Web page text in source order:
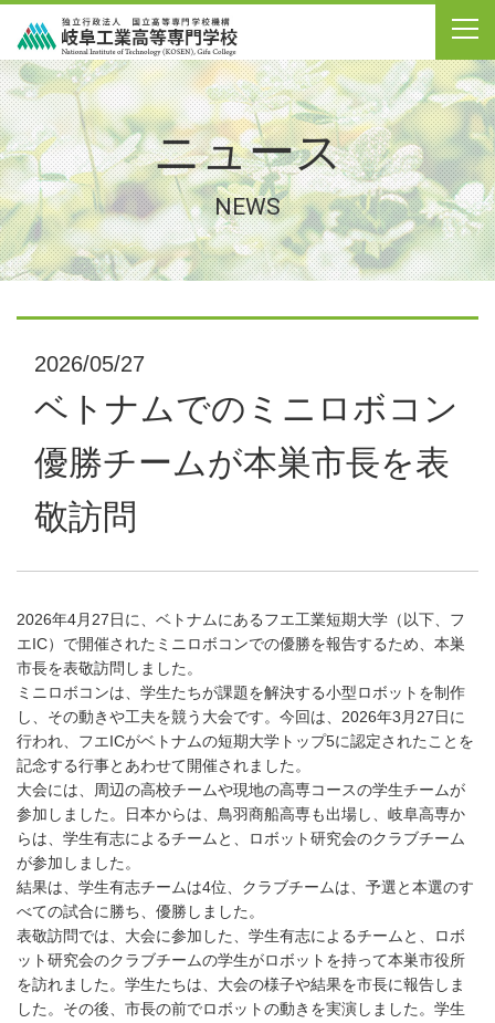
ニュース
NEWS
2026/05/27
ベトナムでのミニロボコン
優勝チームが本巣市長を表
敬訪問
2026年4月27日に、ベトナムにあるフエ工業短期大学（以下、フ
エIC）で開催されたミニロボコンでの優勝を報告するため、本巣
市長を表敬訪問しました。
ミニロボコンは、学生たちが課題を解決する小型ロボットを制作
し、その動きや工夫を競う大会です。今回は、2026年3月27日に
行われ、フエICがベトナムの短期大学トップ5に認定されたことを
記念する行事とあわせて開催されました。
大会には、周辺の高校チームや現地の高専コースの学生チームが
参加しました。日本からは、鳥羽商船高専も出場し、岐阜高専か
らは、学生有志によるチームと、ロボット研究会のクラブチーム
が参加しました。
結果は、学生有志チームは4位、クラブチームは、予選と本選のす
べての試合に勝ち、優勝しました。
表敬訪問では、大会に参加した、学生有志によるチームと、ロボ
ット研究会のクラブチームの学生がロボットを持って本巣市役所
を訪れました。学生たちは、大会の様子や結果を市長に報告しま
した。その後、市長の前でロボットの動きを実演しました。学生